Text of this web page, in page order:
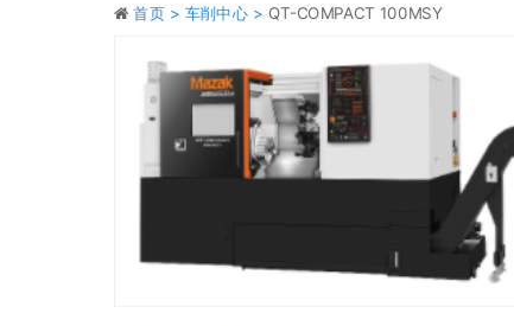
首页 > 车削中心 > QT-COMPACT 100MSY